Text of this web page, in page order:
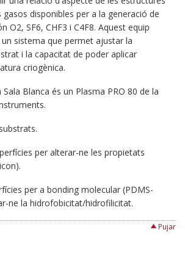
disponibles per a la generació de
O2, SF6, CHF3 i C4F8. Aquest equip
sistema que permet ajustar la
i la capacitat de poder aplicar
criogènica.
Sala Blanca és un Plasma PRO 80 de la
per alterar-ne les propietats
per a bonding molecular (PDMS-
ne la hidrofobicitat/hidrofilicitat.
Pujar